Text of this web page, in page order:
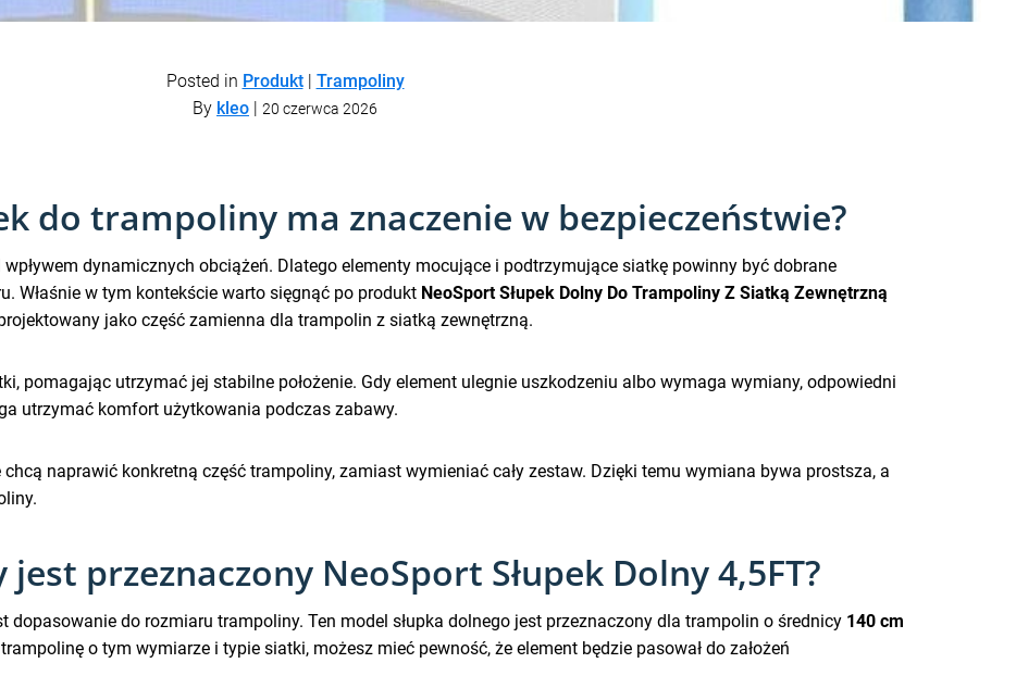
Posted in Produkt| Trampoliny
By kleo | 20 czerwca 2026
do trampoliny ma znaczenie w bezpieczeństwie?
dynamicznych obciążeń. Dlatego elementy mocujące i podtrzymujące siatkę powinny być dobrane
Właśnie w tym kontekście warto sięgnąć po produkt NeoSport Słupek Dolny Do Trampoliny Z Siatką Zewnętrzną
jako część zamienna dla trampolin z siatką zewnętrzną.
pomagając utrzymać jej stabilne położenie. Gdy element ulegnie uszkodzeniu albo wymaga wymiany, odpowiedni
utrzymać komfort użytkowania podczas zabawy.
naprawić konkretną część trampoliny, zamiast wymieniać cały zestaw. Dzięki temu wymiana bywa prostsza, a
przeznaczony NeoSport Słupek Dolny 4,5FT?
do rozmiaru trampoliny. Ten model słupka dolnego jest przeznaczony dla trampolin o średnicy 140 cm
o tym wymiarze i typie siatki, możesz mieć pewność, że element będzie pasował do założeń